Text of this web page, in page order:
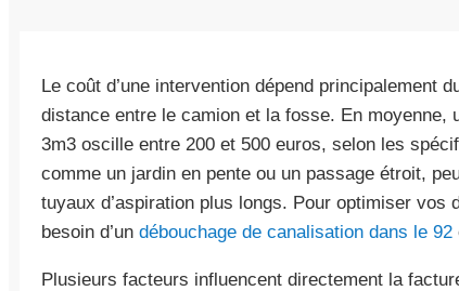
Le coût d’une intervention dépend principalement
distance entre le camion et la fosse. En moyenne,
3m3 oscille entre 200 et 500 euros, selon les
comme un jardin en pente ou un passage étroit,
tuyaux d’aspiration plus longs. Pour optimiser
besoin d’un débouchage de canalisation dans le 92
Plusieurs facteurs influencent directement la